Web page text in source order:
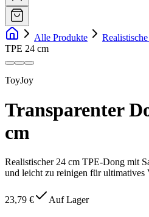
Alle Produkte
TPE 24 cm
ToyJoy
Transparenter
cm
Realistischer 24 cm TPE-Dong mit
und leicht zu reinigen für ultimatives
23,79 € Auf Lager